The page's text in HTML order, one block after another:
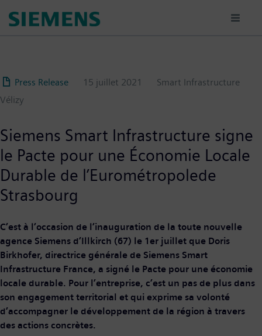
au
Press Release 15 juillet 2021
Smart Infrastructure
Vélizy
Siemens Smart Infrastructure signe
le Pacte pour une Économie Locale
Durable de l’Eurométropolede
Strasbourg
C’est à l’occasion de l’inauguration de la toute nouvelle
agence Siemens d’Illkirch (67) le 1er juillet que Doris
Birkhofer, directrice générale de Siemens Smart
Infrastructure France, a signé le Pacte pour une économie
locale durable. Pour l’entreprise, c’est un pas de plus dans
son engagement territorial et qui exprime sa volonté
d’accompagner le développement de la région à travers
des actions concrètes.